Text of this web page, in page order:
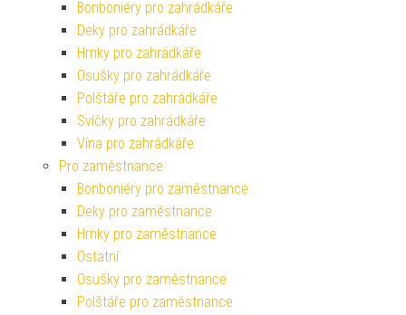
Bonboniéry pro zahrádkáře
Deky pro zahrádkáře
Hrnky pro zahrádkáře
Osušky pro zahrádkáře
Polštáře pro zahrádkáře
Svíčky pro zahrádkáře
Vína pro zahrádkáře
Pro zaměstnance
Bonboniéry pro zaměstnance
Deky pro zaměstnance
Hrnky pro zaměstnance
Ostatní
Osušky pro zaměstnance
Polštáře pro zaměstnance